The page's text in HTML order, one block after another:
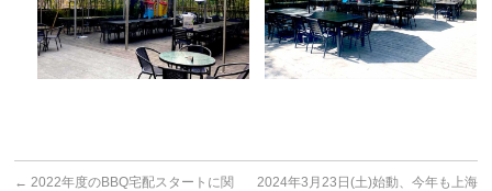
← 2022年度のBBQ宅配スタートに関
2024年3月23日(土)始動、今年も上海